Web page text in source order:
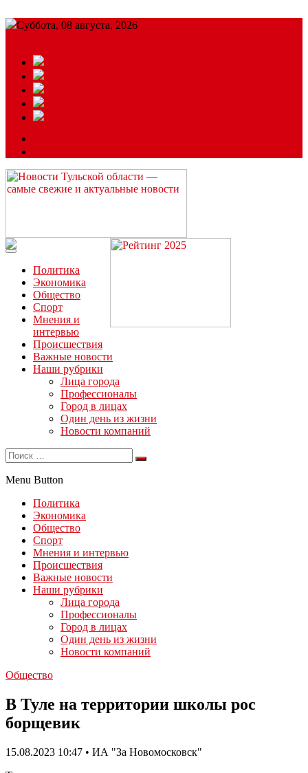
Суббота, 08 августа, 2026
Читайте последние новости дня в Тульской области на сайте
“ЗаНовомосковск”
Политика
Экономика
Общество
Спорт
Мнения и
интервью
Происшествия
Важные новости
Наши рубрики
Лица города
Профессионалы
Город в лицах
Один день из жизни
Новости компаний
Menu Button
Политика
Экономика
Общество
Спорт
Мнения и интервью
Происшествия
Важные новости
Наши рубрики
Лица города
Профессионалы
Город в лицах
Один день из жизни
Новости компаний
Общество
В Туле на территории школы рос
борщевик
15.08.2023 10:47 • ИА "За Новомосковск"